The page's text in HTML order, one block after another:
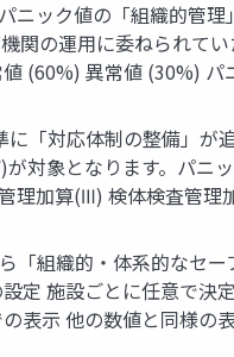
ニック値の「組織的管
関の運用に委ねられて
(60%) 異常値 (30%)
に「対応体制の整備」
対象となります。パニ
理加算(Ⅲ) 検体検査管理
「組織的・体系的なセ
定 施設ごとに任意で決
表示 他の数値と同様の